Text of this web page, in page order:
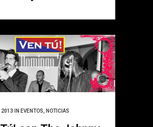
2013 IN EVENTOS NOTICIAS